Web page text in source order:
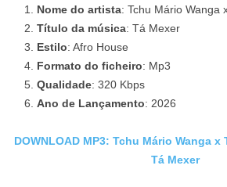
Nome do artista: Tchu Mário Wanga
Título da música: Tá Mexer
Estilo: Afro House
Formato do ficheiro: Mp3
Qualidade: 320 Kbps
Ano de Lançamento: 2026
DOWNLOAD MP3: Tchu Mário Wanga x
Tá Mexer